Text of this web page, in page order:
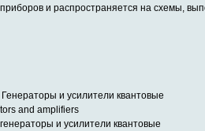
и распространяется на схемы,
и усилители квантовые
and amplifiers
и усилители квантовые